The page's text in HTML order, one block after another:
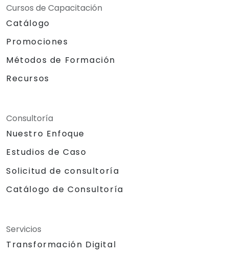
Cursos de Capacitación
Catálogo
Promociones
Métodos de Formación
Recursos
Consultoría
Nuestro Enfoque
Estudios de Caso
Solicitud de consultoría
Catálogo de Consultoría
Servicios
Transformación Digital